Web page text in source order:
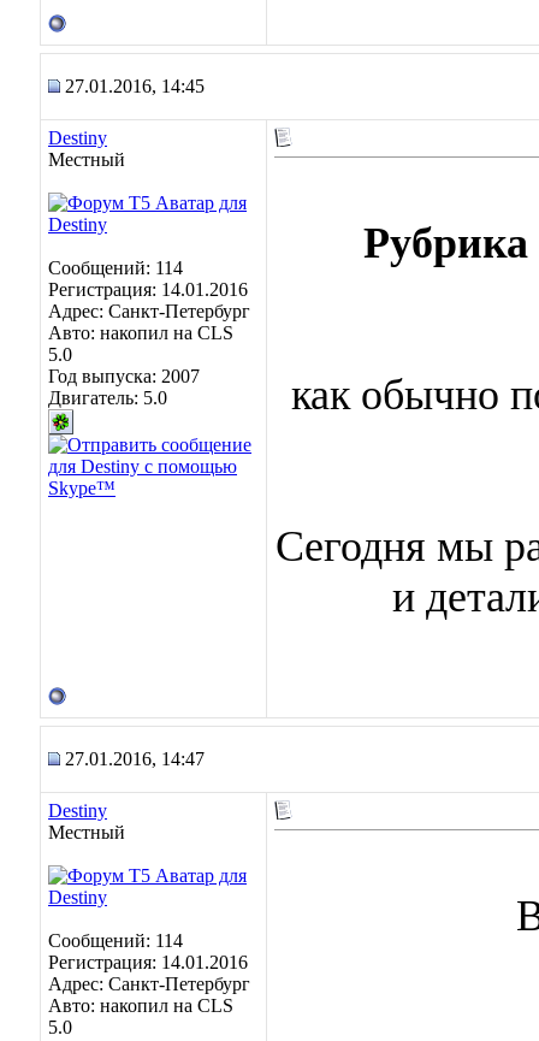
27.01.2016, 14:45
Destiny
Местный
Сообщений: 114
Регистрация: 14.01.2016
Адрес: Санкт-Петербург
Авто: накопил на CLS
5.0
Год выпуска: 2007
Двигатель: 5.0
как обычно
Сегодня мы
и
27.01.2016, 14:47
Destiny
Местный
Сообщений: 114
Регистрация: 14.01.2016
Адрес: Санкт-Петербург
Авто: накопил на CLS
5.0